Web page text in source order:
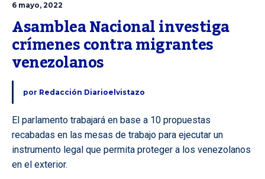
6 mayo, 2022
Asamblea Nacional investiga
crímenes contra migrantes
venezolanos
por Redacción Diarioelvistazo
El parlamento trabajará en base a 10 propuestas
recabadas en las mesas de trabajo para ejecutar un
instrumento legal que permita proteger a los venezolanos
en el exterior.